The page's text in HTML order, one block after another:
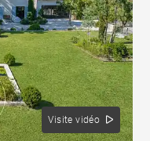
Visite vidéo